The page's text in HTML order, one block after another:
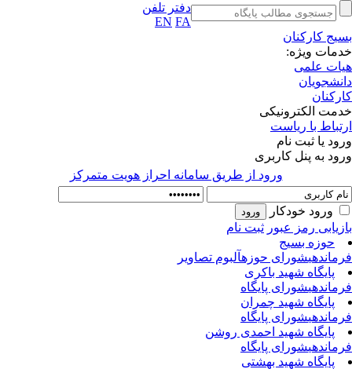
دفتر تلفن
EN FA
کارکنان
ویژه:
علمی
الکترونیکی
با ریاست
یا ثبت نام
به پنل کاربری
ورود از طريق سامانه احراز هويت متمركز
ورود خودکار
رمز عبور ثبت نام
حوزه بسیج
شورای حوزه آلبوم تصاویر
پایگاه شهید باکری
شورای پایگاه
پایگاه شهید چمران
شورای پایگاه
پایگاه شهید احمدی روشن
شورای پایگاه
پایگاه شهید بهشتی